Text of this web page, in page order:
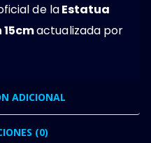
de laEstatua
15cmactualizada por
ADICIONAL
(0)